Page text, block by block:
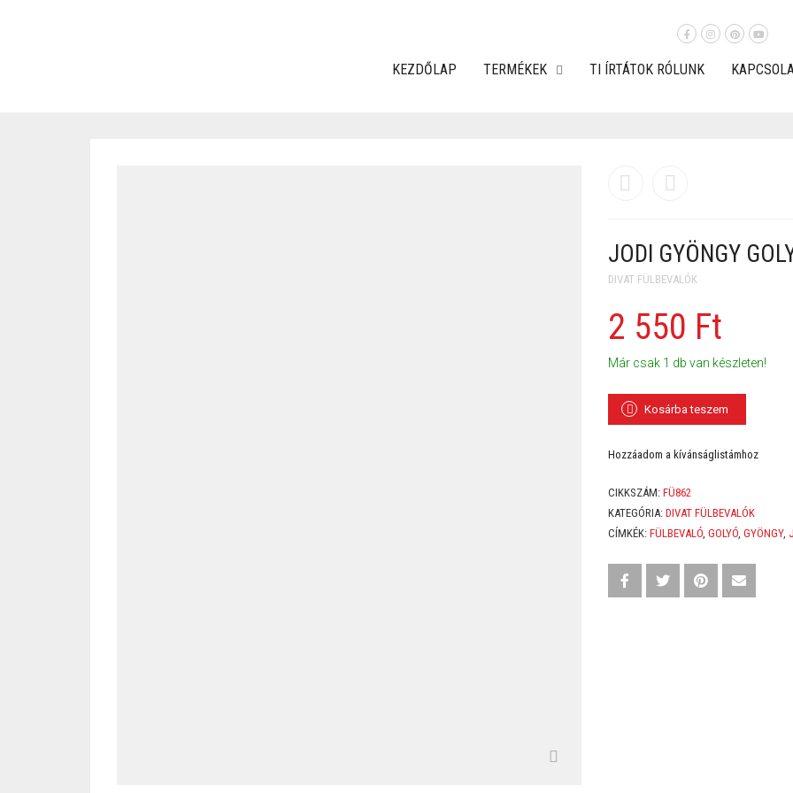
KEZDŐLAP TERMÉKEK TI ÍRTÁTOK RÓLUNK
JODI GYÖNGY
DIVAT FÜLBEVALÓK
2 550 Ft
Már csak 1 db van készleten!
Kosárba teszem
Hozzáadom a kívánságlistámhoz
CIKKSZÁM: FÜ862
KATEGÓRIA: DIVAT FÜLBEVALÓK
CÍMKÉK: FÜLBEVALÓ GOLYÓ GYÖNGY,